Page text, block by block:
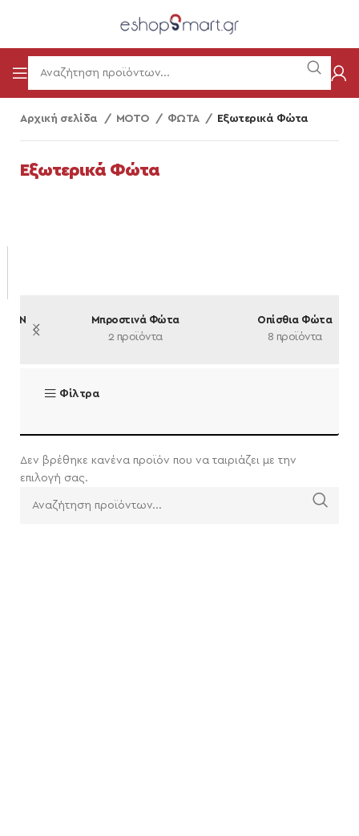
Αρχική σελίδα ΜΟΤΟ ΦΩΤΑ Εξωτερικά Φώτα
Εξωτερικά Φώτα
ΒΑΣΕΙΣ ΠΡΟΒΟΛΕΩΝ
3 προϊόντα
Μπροστινά Φώτα
2 προϊόντα
Φίλτρα
Δεν βρέθηκε κανένα προϊόν που να ταιριάζει με την
επιλογή σας.